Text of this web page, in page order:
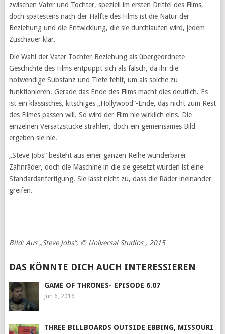
zwischen Vater und Tochter, speziell im ersten Drittel des Films,
doch spätestens nach der Hälfte des Films ist die Natur der
Beziehung und die Entwicklung, die sie durchlaufen wird, jedem
Zuschauer klar.
Die Wahl der Vater-Tochter-Beziehung als übergeordnete
Geschichte des Films entpuppt sich als falsch, da ihr die
notwendige Substanz und Tiefe fehlt, um als solche zu
funktionieren. Gerade das Ende des Films macht dies deutlich. Es
ist ein klassisches, kitschiges „Hollywood“-Ende, das nicht zum Rest
des Filmes passen will. So wird der Film nie wirklich eins. Die
einzelnen Versatzstücke strahlen, doch ein gemeinsames Bild
ergeben sie nie.
„Steve Jobs“ besteht aus einer ganzen Reihe wunderbarer
Zahnräder, doch die Maschine in die sie gesetzt wurden ist eine
Standardanfertigung. Sie lässt nicht zu, dass die Räder ineinander
greifen.
Bild: Aus „Steve Jobs“, © Universal Studios , 2015
DAS KÖNNTE DICH AUCH INTERESSIEREN
GAME OF THRONES- EPISODE 6.07
Jun 6, 2016
THREE BILLBOARDS OUTSIDE EBBING, MISSOURI